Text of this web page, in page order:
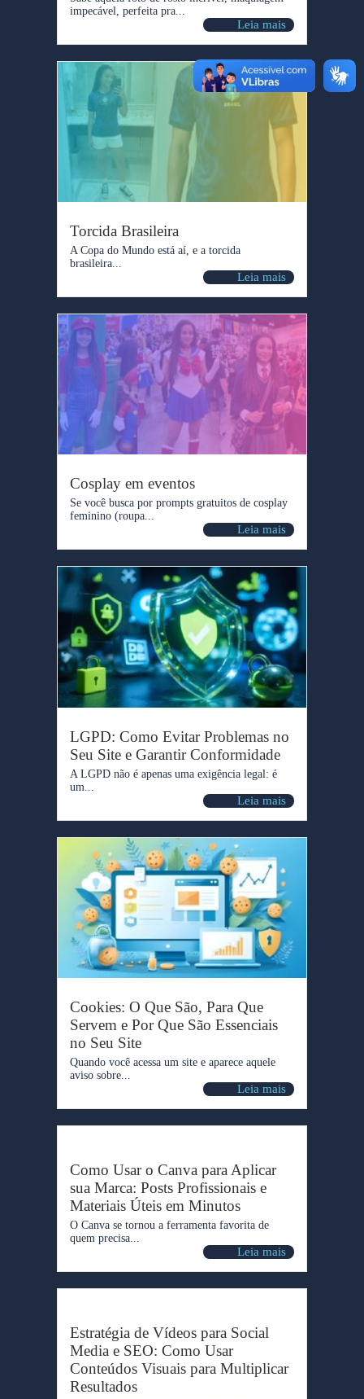
impecável, perfeita pra...
Leia mais
Torcida Brasileira
A Copa do Mundo está aí, e a torcida
brasileira...
Leia mais
Cosplay em eventos
Se você busca por prompts gratuitos de cosplay
feminino (roupa...
Leia mais
LGPD: Como Evitar Problemas no
Seu Site e Garantir Conformidade
A LGPD não é apenas uma exigência legal: é
um...
Leia mais
Cookies: O Que São, Para Que
Servem e Por Que São Essenciais
no Seu Site
Quando você acessa um site e aparece aquele
aviso sobre...
Leia mais
Como Usar o Canva para Aplicar
sua Marca: Posts Profissionais e
Materiais Úteis em Minutos
O Canva se tornou a ferramenta favorita de
quem precisa...
Leia mais
Estratégia de Vídeos para Social
Media e SEO: Como Usar
Conteúdos Visuais para Multiplicar
Resultados